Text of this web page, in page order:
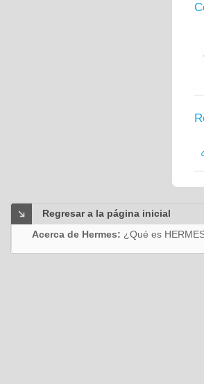
Regresar a la página inicial
Acerca de Hermes: ¿Qué es